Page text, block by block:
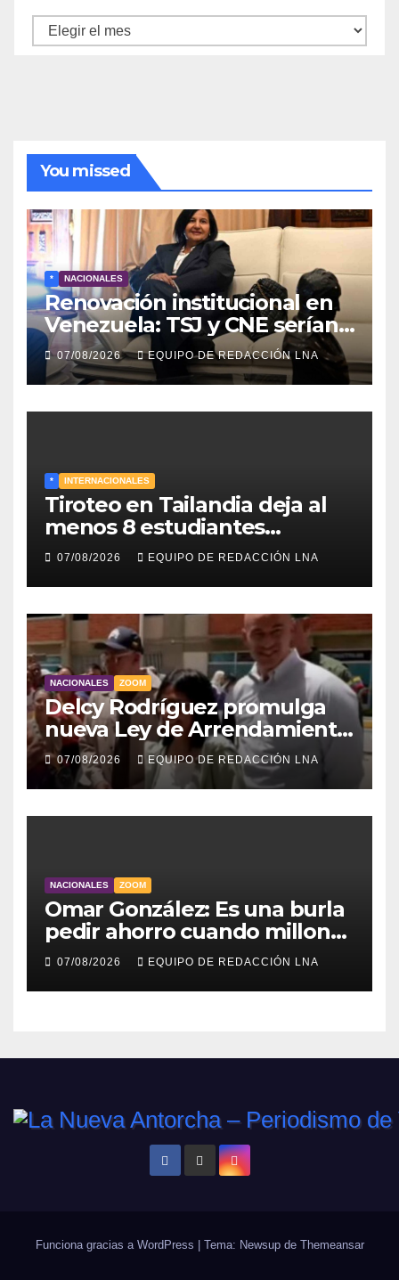
Archivo
You missed
* NACIONALES
Renovación institucional en
Venezuela: TSJ y CNE serían
designados a finales de 2026
07/08/2026 EQUIPO DE REDACCIÓN LNA
* INTERNACIONALES
Tiroteo en Tailandia deja al
menos 8 estudiantes
muertos y 30 heridos
07/08/2026 EQUIPO DE REDACCIÓN LNA
NACIONALES ZOOM
Delcy Rodríguez promulga
nueva Ley de Arrendamiento
para atender a familias
damnificadas
07/08/2026 EQUIPO DE REDACCIÓN LNA
NACIONALES ZOOM
Omar González: Es una burla
pedir ahorro cuando millones
viven sin luz y sin agua
07/08/2026 EQUIPO DE REDACCIÓN LNA
Funciona gracias a WordPress Tema: Newsup de Themeansar